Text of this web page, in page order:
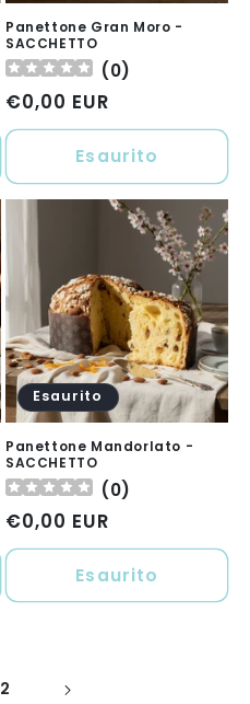
Panettone Gran Moro -
SACCHETTO
(0)
Prezzo
di
€0,00 EUR
Esaurito
Esaurito
Panettone Mandorlato -
SACCHETTO
(0)
Prezzo
di
€0,00 EUR
Esaurito
2